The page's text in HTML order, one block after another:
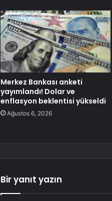
Merkez Bankası anketi
yayımlandı! Dolar ve
enflasyon beklentisi yükseldi
Ağustos 6, 2026
Bir yanıt yazın